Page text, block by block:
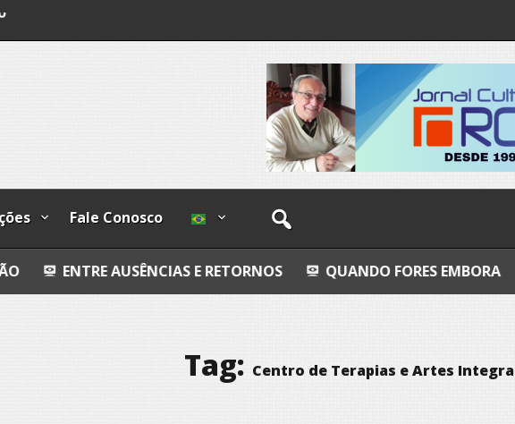
Fale Conosco
AUSÊNCIAS E RETORNOS QUANDO FORES EMBORA PALÁCIO
Tag: Centro de Terapias e Artes